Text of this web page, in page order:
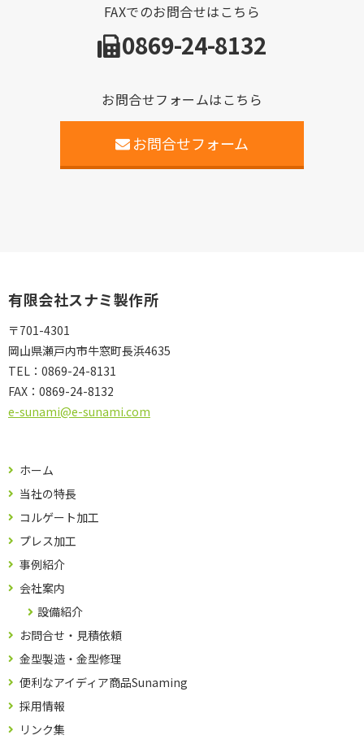
FAXでのお問合せはこちら
0869-24-8132
お問合せフォームはこちら
お問合せフォーム
有限会社スナミ製作所
〒701-4301
岡山県瀬戸内市牛窓町長浜4635
TEL： 0869-24-8131
FAX： 0869-24-8132
e-sunami@e-sunami.com
ホーム
当社の特長
コルゲート加工
プレス加工
事例紹介
会社案内
設備紹介
お問合せ・見積依頼
金型製造・金型修理
便利なアイディア商品Sunaming
採用情報
リンク集